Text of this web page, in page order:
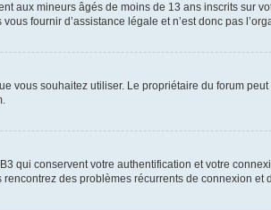
aux mineurs âgés de moins de 13 ans inscrits sur
fournir d’assistance légale et n’est donc pas
vous souhaitez utiliser. Le propriétaire du forum
qui conservent votre authentification et votre
des problèmes récurrents de connexion